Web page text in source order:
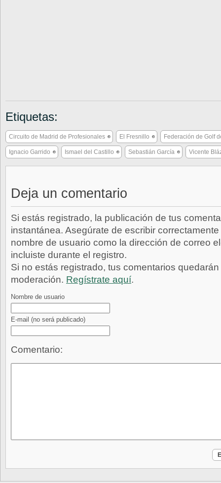
Etiquetas:
Circuito de Madrid de Profesionales El Fresnillo Federación de Golf
Ignacio Garrido Ismael del Castillo Sebastián García Vicente
Deja un comentario
Si estás registrado, la publicación de tus
instantánea. Asegúrate de escribir
nombre de usuario como la dirección de correo
incluiste durante el registro.
Si no estás registrado, tus comentarios
moderación. Regístrate aquí.
Nombre de usuario
E-mail (no será publicado)
Comentario: